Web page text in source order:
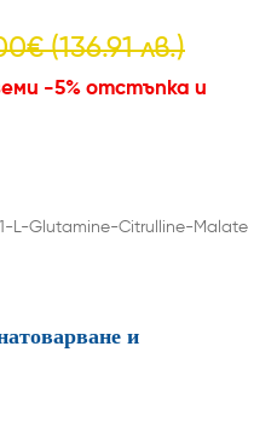
(136.91 лв.)
-5% отстъпка и
L-Glutamine-Citrulline-Malate
и